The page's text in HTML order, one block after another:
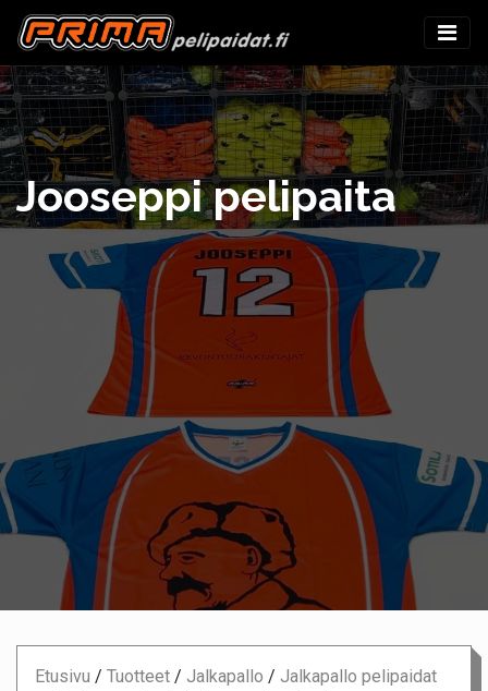
Jooseppi pelipaita
Etusivu / Tuotteet / Jalkapallo / Jalkapallo pelipaidat